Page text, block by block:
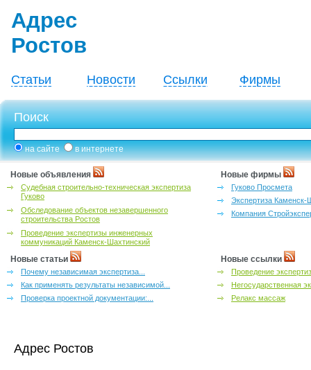
Адрес
Ростов
Статьи Новости Ссылки Фирмы
Поиск
на сайте в интернете
Новые объявления
Судебная строительно-техническая экспертиза
Гуково
Обследование объектов незавершенного
строительства Ростов
Проведение экспертизы инженерных
коммуникаций Каменск-Шахтинский
Новые фирмы
Гуково Просмета
Экспертиза Каменск-
Компания
Новые статьи
Почему независимая экспертиза...
Как применять результаты независимой...
Проверка проектной документации:...
Новые ссылки
Проведение
Негосударственная
Релакс массаж
Адрес Ростов